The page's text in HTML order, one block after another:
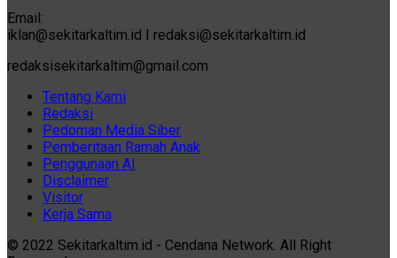
Email:
iklan@sekitarkaltim.id I redaksi@sekitarkaltim.id
redaksisekitarkaltim@gmail.com
Tentang Kami
Redaksi
Pedoman Media Siber
Pemberitaan Ramah Anak
Penggunaan AI
Disclaimer
Visitor
Kerja Sama
© 2022 Sekitarkaltim.id - Cendana Network. All Right